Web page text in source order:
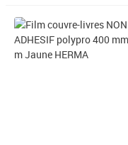
Prix 5,41€